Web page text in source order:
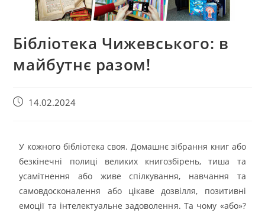
Бібліотека Чижевського: в
майбутнє разом!
14.02.2024
У кожного бібліотека своя. Домашнє зібрання книг або
безкінечні полиці великих книгозбірень, тиша та
усамітнення або живе спілкування, навчання та
самовдосконалення або цікаве дозвілля, позитивні
емоції та інтелектуальне задоволення. Та чому «або»?